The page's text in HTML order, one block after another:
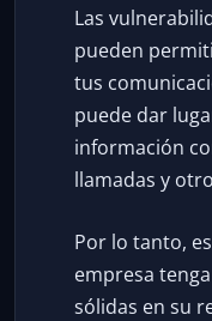
Las
pueden
tus
puede dar
información
llamadas y
Por lo tanto,
empresa
sólidas en su